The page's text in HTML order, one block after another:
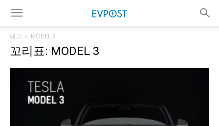
태그 MODEL 3
꼬리표: MODEL 3